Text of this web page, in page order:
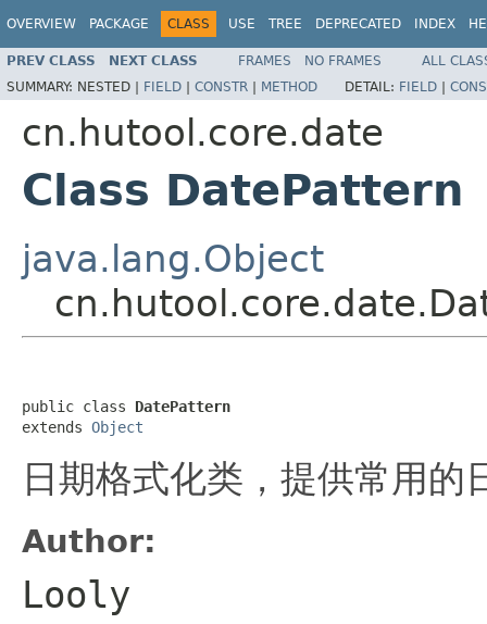
OVERVIEW PACKAGE CLASS USE TREE DEPRECATED INDEX
PREV CLASS NEXT CLASS FRAMES NO FRAMES
ALL
SUMMARY: NESTED | FIELD | CONSTR | METHOD DETAIL: FIELD |
cn.hutool.core.date
Class DatePattern
java.lang.Object
public class DatePattern
extends Object
日期格式化类，提供常用的
Author:
Looly